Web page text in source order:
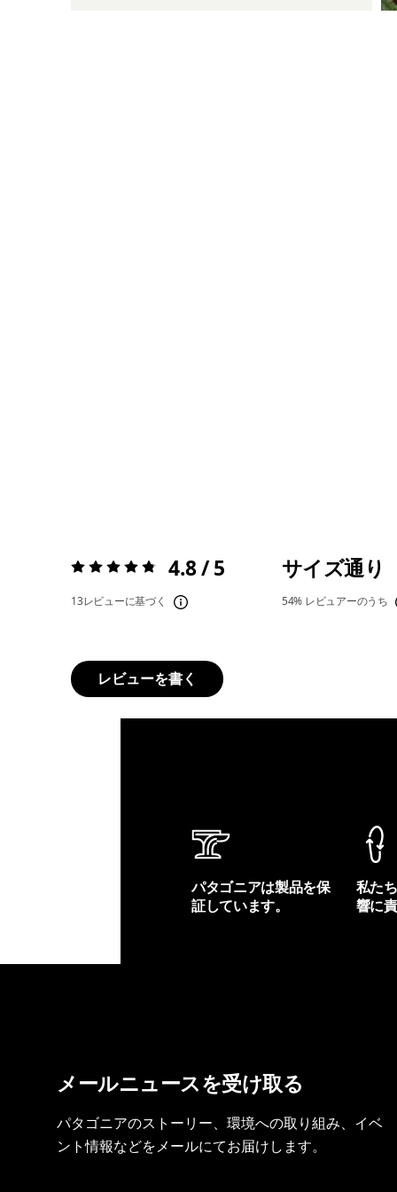
評価:4.8 / 5 4.8 / 5
13レビューに基づく
サイズ通り
54% レビュアーのうち
レビューを書く
パタゴニアは製品を保
証しています。
私た
響に
メールニュースを受け取る
パタゴニアのストーリー、環境への取り組み、イベ
ント情報などをメールにてお届けします。